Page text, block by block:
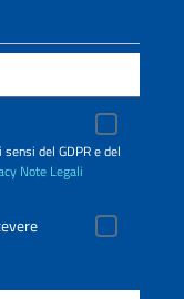
del GDPR e del
Note Legali